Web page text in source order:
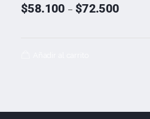
$58.100 – $72.500